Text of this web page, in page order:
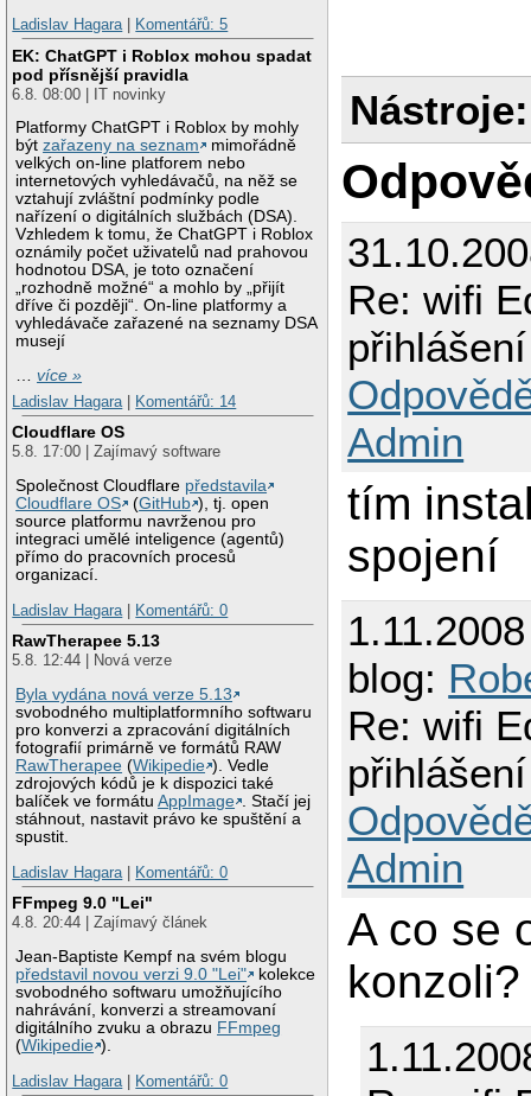
Ladislav Hagara| Komentářů: 5
EK: ChatGPT i Roblox mohou spadat
pod přísnější pravidla
6.8. 08:00 | IT novinky
Platformy ChatGPT i Roblox by mohly
býtzařazeny na seznam
mimořádně
velkých on-line platforem nebo
internetových vyhledávačů, na něž se
vztahují zvláštní podmínky podle
nařízení o digitálních službách (DSA).
Vzhledem k tomu, že ChatGPT i Roblox
oznámily počet uživatelů nad prahovou
hodnotou DSA, je toto označení
„rozhodně možné“ a mohlo by „přijít
dříve či později“. On-line platformy a
vyhledávače zařazené na seznamy DSA
musejí
…více »
Ladislav Hagara | Komentářů: 14
Cloudflare OS
5.8. 17:00 | Zajímavý software
Společnost Cloudflare představila
Cloudflare OS
(GitHub ), tj. open
source platformu navrženou pro
integraci umělé inteligence (agentů)
přímo do pracovních procesů
organizací.
Ladislav Hagara | Komentářů: 0
RawTherapee 5.13
5.8. 12:44 | Nová verze
Byla vydána nová verze 5.13
svobodného multiplatformního softwaru
pro konverzi a zpracování digitálních
fotografií primárně ve formátů RAW
RawTherapee (Wikipedie ). Vedle
zdrojových kódů je k dispozici také
balíček ve formátuAppImage
. Stačí jej
stáhnout, nastavit právo ke spuštění a
spustit.
Ladislav Hagara | Komentářů: 0
FFmpeg 9.0 "Lei"
4.8. 20:44 | Zajímavý článek
Jean-Baptiste Kempf na svém blogu
představil novou verzi 9.0 "Lei"
kolekce
svobodného softwaru umožňujícího
nahrávání, konverzi a streamovaní
digitálního zvuku a obrazu FFmpeg
(Wikipedie ).
Ladislav Hagara | Komentářů: 0
Nástroje:
Re: wifi
přihlášení
Admin
tím
spojení
blog:
Re: wifi
přihlášení
Admin
A co se
konzoli?